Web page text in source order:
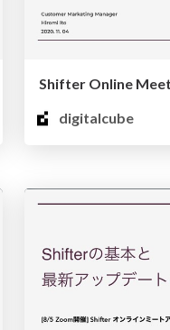
Shifter Online
digitalcube